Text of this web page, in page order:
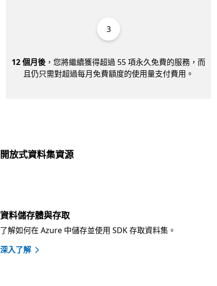
3
12 個月後 ，您將繼續獲得超過 55 項永久免費的服務，而
且仍只需對超過每月免費額度的使用量支付費用。
開放式資料集資源
資料儲存體與存取
了解如何在 Azure 中儲存並使用 SDK 存取資料集。
深入了解